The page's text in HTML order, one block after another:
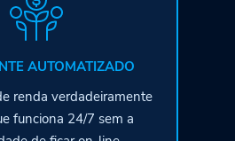
AUTOMATIZADO
renda verdadeiramente
funciona 24/7 sem a